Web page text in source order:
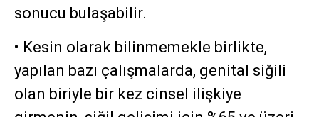
sonucu bulaşabilir.
• Kesin olarak bilinmemekle birlikte,
yapılan bazı çalışmalarda, genital siğili
olan biriyle bir kez cinsel ilişkiye